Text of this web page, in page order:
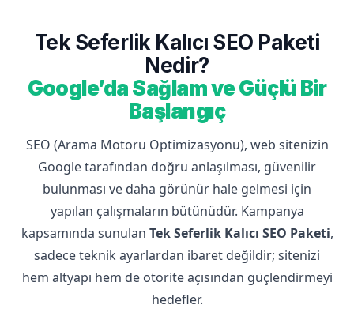
Tek Seferlik Kalıcı SEO Paketi
Nedir?
Google’da Sağlam ve Güçlü Bir
Başlangıç
SEO (Arama Motoru Optimizasyonu), web sitenizin
Google tarafından doğru anlaşılması, güvenilir
bulunması ve daha görünür hale gelmesi için
yapılan çalışmaların bütünüdür. Kampanya
kapsamında sunulan Tek Seferlik Kalıcı SEO Paketi,
sadece teknik ayarlardan ibaret değildir; sitenizi
hem altyapı hem de otorite açısından güçlendirmeyi
hedefler.